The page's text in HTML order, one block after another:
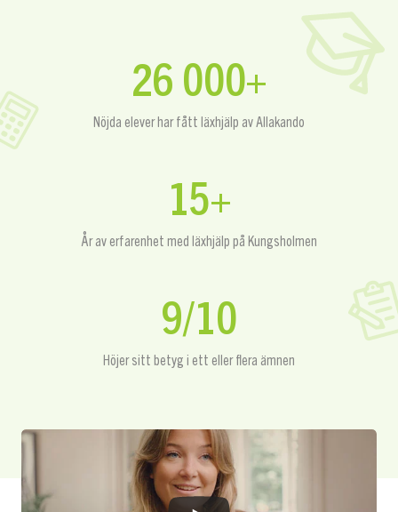
26 000+
Nöjda elever har fått läxhjälp av Allakando
15+
År av erfarenhet med läxhjälp på Kungsholmen
9/10
Höjer sitt betyg i ett eller flera ämnen